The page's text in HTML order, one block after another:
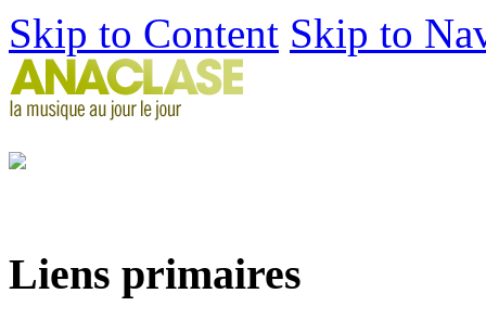
Skip to Content Skip to
Liens primaires